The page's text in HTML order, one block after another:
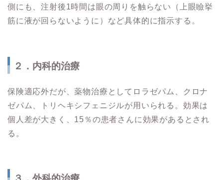
側にも、注射後1時間は眼の周りを触らない（上眼瞼挙
筋に液が回らないように）など具体的に指示する。
２．内科的治療
保険適応外だが、薬物治療としてロラゼパム、クロナ
ゼパム、トリヘキシフェニジルが用いられる。効果は
個人差が大きく、15％の患者さんに効果があるとされ
る。